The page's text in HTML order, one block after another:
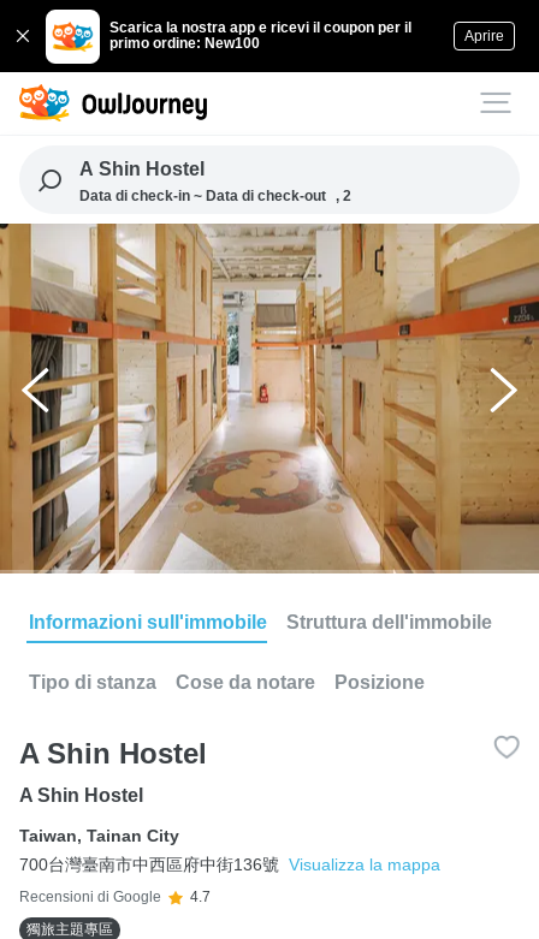
Scarica la nostra app e ricevi il coupon per il
primo ordine: New100
Aprire
A Shin Hostel
Data di check-in ~ Data di check-out , 2
Informazioni sull'immobile Struttura dell'immobile
Tipo di stanza Cose da notare Posizione
A Shin Hostel
A Shin Hostel
Taiwan, Tainan City
700台灣臺南市中西區府中街136號 Visualizza la mappa
Recensioni di Google
4.7
獨旅主題專區